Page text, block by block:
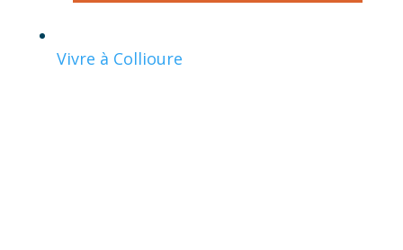
Vivre à Collioure